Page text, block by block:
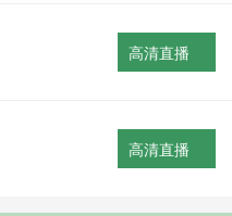
高清直播
高清直播